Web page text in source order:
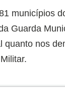
municípios
Guarda
quanto nos